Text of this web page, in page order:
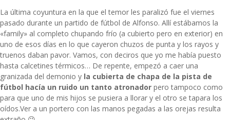
La última coyuntura en la que el temor les paralizó fue el viernes
pasado durante un partido de fútbol de Alfonso. Allí estábamos la
«family» al completo chupando frío (a cubierto pero en exterior) en
uno de esos días en lo que cayeron chuzos de punta y los rayos y
truenos daban pavor. Vamos, con deciros que yo me había puesto
hasta calcetines térmicos… De repente, empezó a caer una
granizada del demonio y la cubierta de chapa de la pista de
fútbol hacía un ruido un tanto atronador pero tampoco como
para que uno de mis hijos se pusiera a llorar y el otro se tapara los
oídos.Ver a un portero con las manos pegadas a las orejas resulta